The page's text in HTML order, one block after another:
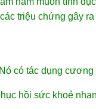
triệu chứng gây
có tác dụng
hồi sức khoẻ